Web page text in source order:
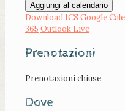
Aggiungi al calendario
Download ICS Google
365 Outlook Live
Prenotazioni
Prenotazioni chiuse
Dove